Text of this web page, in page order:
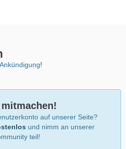
Ankündigung!
auf unserer Seite?
und nimm an unserer
teil!